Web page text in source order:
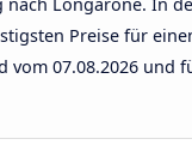
nach Longarone. In
Preise für
vom 07.08.2026 und